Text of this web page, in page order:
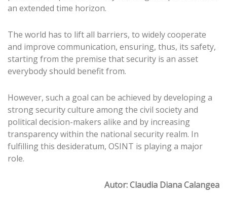
an extended time horizon.
The world has to lift all barriers, to widely cooperate
and improve communication, ensuring, thus, its safety,
starting from the premise that security is an asset
everybody should benefit from.
However, such a goal can be achieved by developing a
strong security culture among the civil society and
political decision-makers alike and by increasing
transparency within the national security realm. In
fulfilling this desideratum, OSINT is playing a major
role.
Autor: Claudia Diana Calangea